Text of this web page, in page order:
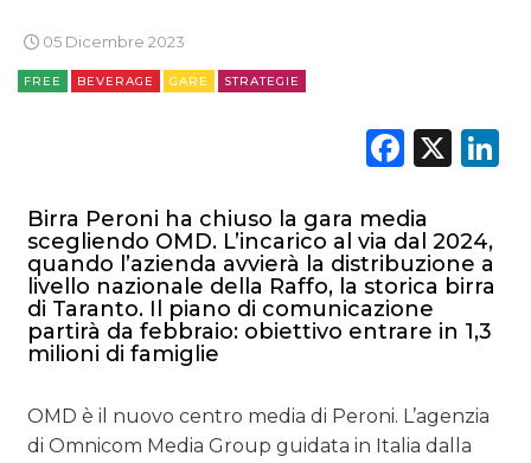
05 Dicembre 2023
FREE BEVERAGE GARE STRATEGIE
X
Birra Peroni ha chiuso la gara media
scegliendo OMD. L’incarico al via dal 2024,
quando l’azienda avvierà la distribuzione a
livello nazionale della Raffo, la storica birra
di Taranto. Il piano di comunicazione
partirà da febbraio: obiettivo entrare in 1,3
milioni di famiglie
OMD è il nuovo centro media di Peroni. L’agenzia
di Omnicom Media Group guidata in Italia dalla